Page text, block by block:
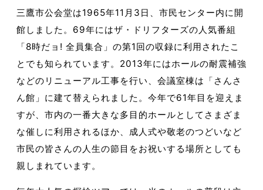
三鷹市公会堂は1965年11月3日、市民センター内に開
館しました。69年にはザ・ドリフターズの人気番組
「8時だョ! 全員集合」の第1回の収録に利用されたこ
とでも知られています。2013年にはホールの耐震補強
などのリニューアル工事を行い、会議室棟は「さんさ
ん館」に建て替えられました。今年で61年目を迎えま
すが、市内の一番大きな多目的ホールとしてさまざま
な催しに利用されるほか、成人式や敬老のつどいなど
市民の皆さんの人生の節目をお祝いする場所としても
親しまれています。